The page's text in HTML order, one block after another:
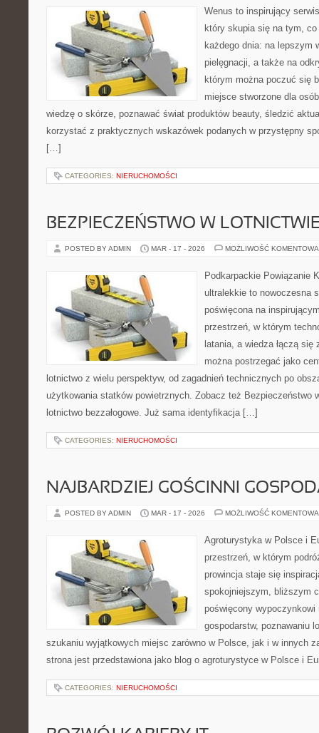
Wenus to inspirujący
który skupia się na tym,
każdego dnia: na lepszym
pielęgnacji, a także na
którym można poczuć się
miejsce stworzone dla
wiedzę o skórze, poznawać świat produktów beauty, śledzić
korzystać z praktycznych wskazówek podanych w przystępny
[…]
CATEGORIES: NIERUCHOMOŚCI
BEZPIECZEŃSTWO W
POSTED BY ADMIN MAR - 17 - 2026 MOŻLIWOŚĆ
Podkarpackie Powiązanie
ultralekkie to nowoczesna
poświęcona na
przestrzeń, w którym
latania, a wiedza łączą
można postrzegać jako
lotnictwo z wielu perspektyw, od zagadnień technicznych po
użytkowania statków powietrznych. Zobacz też Bezpieczeństwo
lotnictwo bezzałogowe. Już sama identyfikacja […]
CATEGORIES: NIERUCHOMOŚCI
NAJBARDZIEJ GOŚCINNI
POSTED BY ADMIN MAR - 17 - 2026 MOŻLIWOŚĆ
Agroturystyka w Polsce i
przestrzeń, w którym
prowincja staje się
spokojniejszym, bliższym
poświęcony wypoczynkowi
gospodarstw, poznawaniu
szukaniu wyjątkowych miejsc zarówno w Polsce, jak i w innych
strona jest przedstawiona jako blog o agroturystyce w Polsce i
CATEGORIES: NIERUCHOMOŚCI